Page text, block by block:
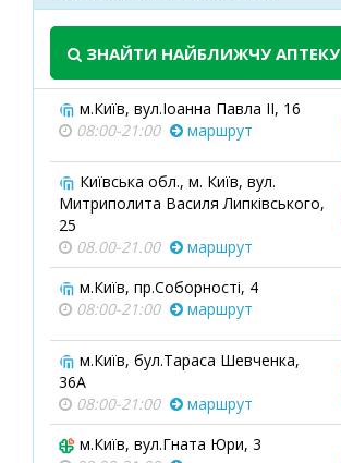
ЗНАЙТИ НАЙБЛИЖЧУ АПТЕКУ
м.Київ, вул.Іоанна Павла ІІ, 16
08:00-21:00
маршрут
Київська обл., м. Київ, вул.
Митриполита Василя Липківського,
25
08.00-21.00
маршрут
м.Київ, пр.Соборності, 4
08:00-21:00
маршрут
м.Київ, бул.Тараса Шевченка,
36А
08:00-21:00
маршрут
м.Київ, вул.Гната Юри, 3